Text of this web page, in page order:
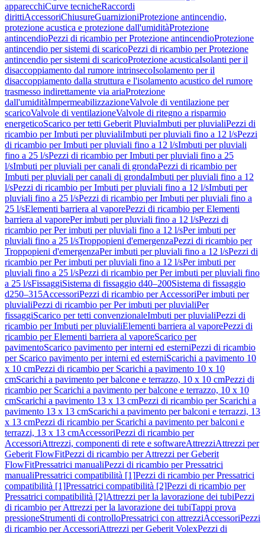
apparecchiCurve tecnicheRaccordi
dirittiAccessoriChiusureGuarnizioniProtezione antincendio,
protezione acustica e protezione dall'umiditàProtezione
antincendioPezzi di ricambio per Protezione antincendioProtezione
antincendio per sistemi di scaricoPezzi di ricambio per Protezione
antincendio per sistemi di scaricoProtezione acusticaIsolanti per il
disaccoppiamento dal rumore intrinsecoIsolamento per il
disaccoppiamento dalla struttura e l'isolamento acustico del rumore
trasmesso indirettamente via ariaProtezione
dall'umiditàImpermeabilizzazioneValvole di ventilazione per
scaricoValvole di ventilazioneValvole di ritegno a risparmio
energeticoScarico per tetti Geberit PluviaImbuti per pluvialiPezzi di
ricambio per Imbuti per pluvialiImbuti per pluviali fino a 12 l/sPezzi
di ricambio per Imbuti per pluviali fino a 12 l/sImbuti per pluviali
fino a 25 l/sPezzi di ricambio per Imbuti per pluviali fino a 25
l/sImbuti per pluviali per canali di grondaPezzi di ricambio per
Imbuti per pluviali per canali di grondaImbuti per pluviali fino a 12
l/sPezzi di ricambio per Imbuti per pluviali fino a 12 l/sImbuti per
pluviali fino a 25 l/sPezzi di ricambio per Imbuti per pluviali fino a
25 l/sElementi barriera al vaporePezzi di ricambio per Elementi
barriera al vaporePer imbuti per pluviali fino a 12 l/sPezzi di
ricambio per Per imbuti per pluviali fino a 12 l/sPer imbuti per
pluviali fino a 25 l/sTroppopieni d'emergenzaPezzi di ricambio per
Troppopieni d'emergenzaPer imbuti per pluviali fino a 12 l/sPezzi di
ricambio per Per imbuti per pluviali fino a 12 l/sPer imbuti per
pluviali fino a 25 l/sPezzi di ricambio per Per imbuti per pluviali fino
a 25 l/sFissaggiSistema di fissaggio d40–200Sistema di fissaggio
d250–315AccessoriPezzi di ricambio per AccessoriPer imbuti per
pluvialiPezzi di ricambio per Per imbuti per pluvialiPer
fissaggiScarico per tetti convenzionaleImbuti per pluvialiPezzi di
ricambio per Imbuti per pluvialiElementi barriera al vaporePezzi di
ricambio per Elementi barriera al vaporeScarico per
pavimentoScarico pavimento per interni ed esterniPezzi di ricambio
per Scarico pavimento per interni ed esterniScarichi a pavimento 10
x 10 cmPezzi di ricambio per Scarichi a pavimento 10 x 10
cmScarichi a pavimento per balcone e terrazzo, 10 x 10 cmPezzi di
ricambio per Scarichi a pavimento per balcone e terrazzo, 10 x 10
cmScarichi a pavimento 13 x 13 cmPezzi di ricambio per Scarichi a
pavimento 13 x 13 cmScarichi a pavimento per balconi e terrazzi, 13
x 13 cmPezzi di ricambio per Scarichi a pavimento per balconi e
terrazzi, 13 x 13 cmAccessoriPezzi di ricambio per
AccessoriAttrezzi, componenti di rete e softwareAttrezziAttrezzi per
Geberit FlowFitPezzi di ricambio per Attrezzi per Geberit
FlowFitPressatrici manualiPezzi di ricambio per Pressatrici
manualiPressatrici compatibilità [1]Pezzi di ricambio per Pressatrici
compatibilità [1]Pressatrici compatibilità [2]Pezzi di ricambio per
Pressatrici compatibilità [2]Attrezzi per la lavorazione dei tubiPezzi
di ricambio per Attrezzi per la lavorazione dei tubiTappi prova
pressioneStrumenti di controlloPressatrici con attrezziAccessoriPezzi
di ricambio per AccessoriAttrezzi per Geberit VolexPezzi di